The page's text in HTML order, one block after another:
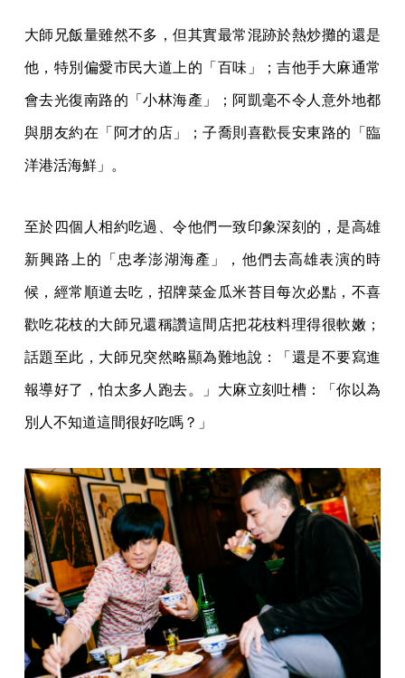
大師兄飯量雖然不多，但其實最常混跡於熱炒攤的還是
他，特別偏愛市民大道上的「百味」；吉他手大麻通常
會去光復南路的「小林海產」；阿凱毫不令人意外地都
與朋友約在「阿才的店」；子喬則喜歡長安東路的「臨
洋港活海鮮」。
至於四個人相約吃過、令他們一致印象深刻的，是高雄
新興路上的「忠孝澎湖海產」，他們去高雄表演的時
候，經常順道去吃，招牌菜金瓜米苔目每次必點，不喜
歡吃花枝的大師兄還稱讚這間店把花枝料理得很軟嫩；
話題至此，大師兄突然略顯為難地說：「還是不要寫進
報導好了，怕太多人跑去。」大麻立刻吐槽：「你以為
別人不知道這間很好吃嗎？」